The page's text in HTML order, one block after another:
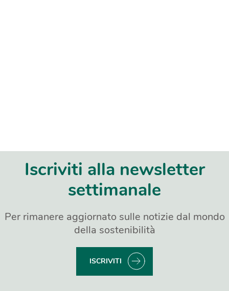
Iscriviti alla newsletter
settimanale
Per rimanere aggiornato sulle notizie dal mondo
della sostenibilità
ISCRIVITI